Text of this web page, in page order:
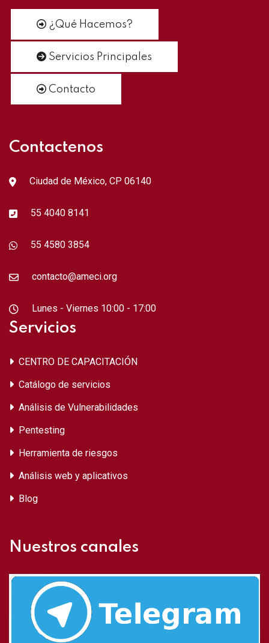
¿Qué Hacemos?
Servicios Principales
Contacto
Contactenos
Ciudad de México, CP 06140
55 4040 8141
55 4580 3854
contacto@ameci.org
Lunes - Viernes 10:00 - 17:00
Servicios
CENTRO DE CAPACITACIÓN
Catálogo de servicios
Análisis de Vulnerabilidades
Pentesting
Herramienta de riesgos
Análisis web y aplicativos
Blog
Nuestros canales